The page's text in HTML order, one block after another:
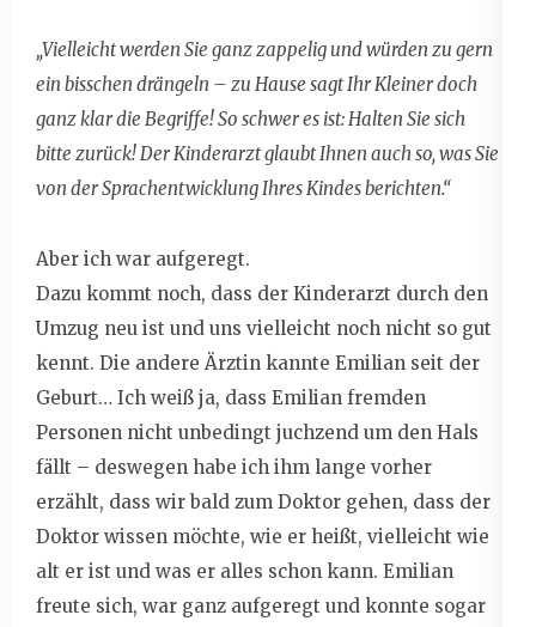
„Vielleicht werden Sie ganz zappelig und würden zu gern
ein bisschen drängeln – zu Hause sagt Ihr Kleiner doch
ganz klar die Begriffe! So schwer es ist: Halten Sie sich
bitte zurück! Der Kinderarzt glaubt Ihnen auch so, was Sie
von der Sprachentwicklung Ihres Kindes berichten.“
Aber ich war aufgeregt.
Dazu kommt noch, dass der Kinderarzt durch den
Umzug neu ist und uns vielleicht noch nicht so gut
kennt. Die andere Ärztin kannte Emilian seit der
Geburt… Ich weiß ja, dass Emilian fremden
Personen nicht unbedingt juchzend um den Hals
fällt – deswegen habe ich ihm lange vorher
erzählt, dass wir bald zum Doktor gehen, dass der
Doktor wissen möchte, wie er heißt, vielleicht wie
alt er ist und was er alles schon kann. Emilian
freute sich, war ganz aufgeregt und konnte sogar